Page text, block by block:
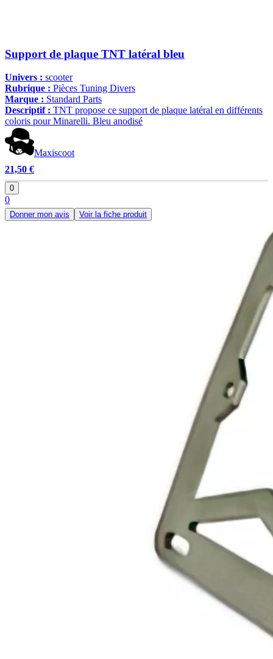
Support de plaque TNT latéral bleu
Univers : scooter
Rubrique : Pièces Tuning Divers
Marque : Standard Parts
Descriptif : TNT propose ce support de plaque latéral en différents
coloris pour Minarelli. Bleu anodisé
Maxiscoot
21,50 €
0
0
Donner mon avis Voir la fiche produit